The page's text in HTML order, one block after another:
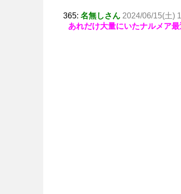
365: 名無しさん 2024/06/15(土)
あれだけ大量にいたナルメア